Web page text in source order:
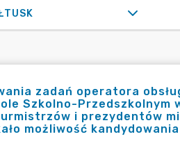
zadań operatora
Szkolno-Przedszkolnym
i prezydentów
możliwość